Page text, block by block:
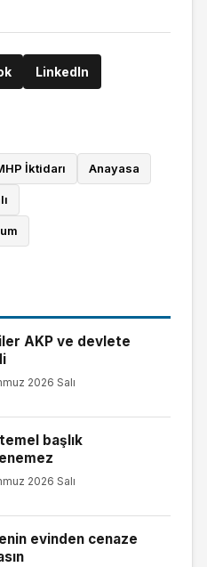
LinkedIn
İktidarı Anayasa
AKP ve devlete
2026 Salı
başlık
2026 Salı
evinden cenaze